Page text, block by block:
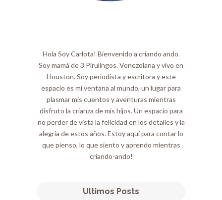
Hola Soy Carlota! Bienvenido a criando ando.
Soy mamá de 3 Pirulingos. Venezolana y vivo en
Houston. Soy periodista y escritora y este
espacio es mi ventana al mundo, un lugar para
plasmar mis cuentos y aventuras mientras
disfruto la crianza de mis hijos. Un espacio para
no perder de vista la felicidad en los detalles y la
alegría de estos años. Estoy aquí para contar lo
que pienso, lo que siento y aprendo mientras
criando-ando!
Ultimos Posts